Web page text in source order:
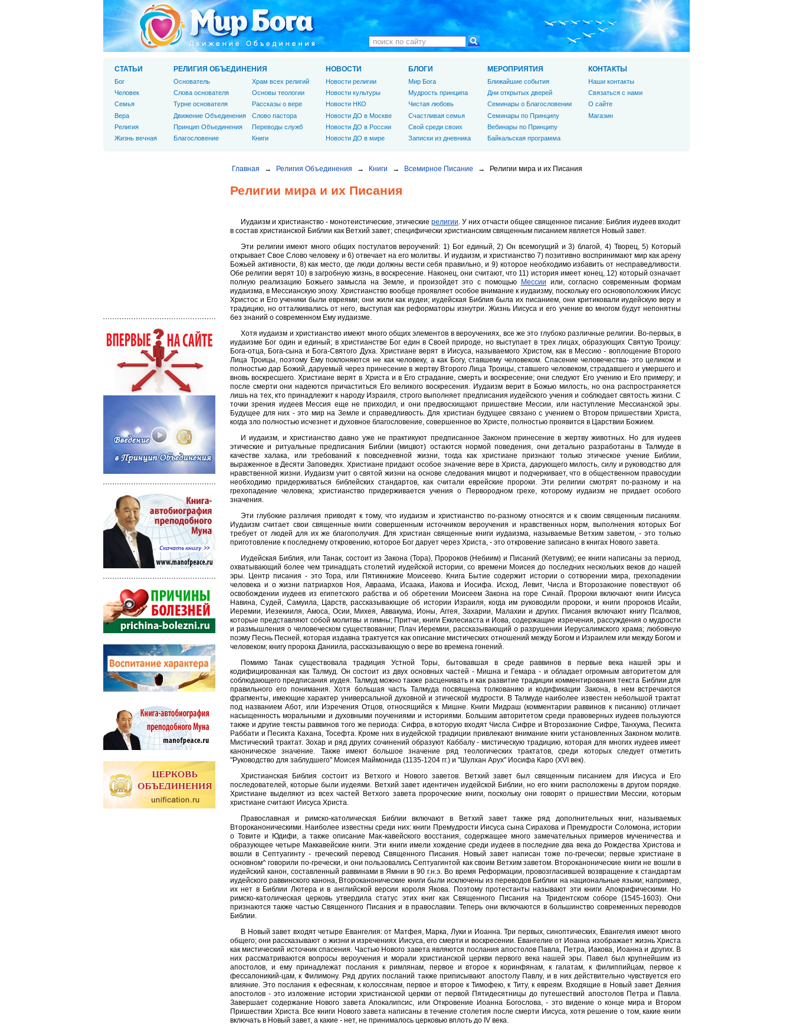
Главная → Религия Объединения → Книги → Всемирное Писание → Религии мира и их Писания
Религии мира и их Писания
Иудаизм и христианство - монотеистические, этические религии. У них отчасти общее священное писание: Библия иудеев входит
в состав христианской Библии как Ветхий завет; специфически христианским священным писанием является Новый завет.
Эти религии имеют много общих постулатов вероучений: 1) Бог единый, 2) Он всемогущий и 3) благой, 4) Творец, 5) Который
открывает Свое Слово человеку и 6) отвечает на его молитвы. И иудаизм, и христианство 7) позитивно воспринимают мир как арену
Божьей активности, 8) как место, где люди должны вести себя правильно, и 9) которое необходимо избавить от несправедливости.
Обе религии верят 10) в загробную жизнь, в воскресение. Наконец, они считают, что 11) история имеет конец, 12) который означает
полную реализацию Божьего замысла на Земле, и произойдет это с помощью
Мессии или, согласно современным формам
иудаизма, в Мессианскую эпоху. Христианство вообще проявляет особое внимание к иудаизму, поскольку его основоположник Иисус
Христос и Его ученики были евреями; они жили как иудеи; иудейская Библия была их писанием, они критиковали иудейскую веру и
традицию, но отталкивались от него, выступая как реформаторы изнутри. Жизнь Иисуса и его учение во многом будут непонятны
без знаний о современном Ему иудаизме.
Хотя иудаизм и христианство имеют много общих элементов в вероучениях, все же это глубоко различные религии. Во-первых, в
иудаизме Бог один и единый; в христианстве Бог един в Своей природе, но выступает в трех лицах, образующих Святую Троицу:
Бога-отца, Бога-сына и Бога-Святого Духа. Христиане верят в Иисуса, называемого Христом, как в Мессию - воплощение Второго
Лица Троицы, поэтому Ему поклоняются не как человеку, а как Богу, ставшему человеком. Спасение человечества- это целиком и
полностью дар Божий, даруемый через принесение в жертву Второго Лица Троицы, ставшего человеком, страдавшего и умершего и
вновь воскресшего. Христиане верят в Христа и в Его страдание, смерть и воскресение; они следуют Его учению и Его примеру; и
после смерти они надеются причаститься Его великого воскресения. Иудаизм верит в Божью милость, но она распространяется
лишь на тех, кто принадлежит к народу Израиля, строго выполняет предписания иудейского учения и соблюдает святость жизни. С
точки зрения иудеев Мессия еще не приходил, и они предвосхищают пришествие Мессии, или наступление Мессианской эры.
Будущее для них - это мир на Земле и справедливость. Для христиан будущее связано с учением о Втором пришествии Христа,
когда зло полностью исчезнет и духовное благословение, совершенное во Христе, полностью проявится в Царствии Божием.
И иудаизм, и христианство давно уже не практикуют предписанное Законом принесение в жертву животных. Но для иудеев
этические и ритуальные предписания Библии (мицвот) остаются нормой поведения, они детально разработаны в Талмуде в
качестве халака, или требований к повседневной жизни, тогда как христиане признают только этическое учение Библии,
выраженное в Десяти Заповедях. Христиане придают особое значение вере в Христа, дарующего милость, силу и руководство для
нравственной жизни. Иудаизм учит о святой жизни на основе следования мицвот и подчеркивает, что в общественном правосудии
необходимо придерживаться библейских стандартов, как считали еврейские пророки. Эти религии смотрят по-разному и на
грехопадение человека; христианство придерживается учения о Первородном грехе, которому иудаизм не придает особого
значения.
Эти глубокие различия приводят к тому, что иудаизм и христианство по-разному относятся и к своим священным писаниям.
Иудаизм считает свои священные книги совершенным источником вероучения и нравственных норм, выполнения которых Бог
требует от людей для их же благополучия. Для христиан священные книги иудаизма, называемые Ветхим заветом, - это только
приготовление к последнему откровению, которое Бог дарует через Христа, - это откровение записано в книгах Нового завета.
Иудейская Библия, или Танак, состоит из Закона (Тора), Пророков (Небиим) и Писаний (Кетувим); ее книги написаны за период,
охватывающий более чем тринадцать столетий иудейской истории, со времени Моисея до последних нескольких веков до нашей
эры. Центр писания - это Тора, или Пятикнижие Моисеево. Книга Бытие содержит истории о сотворении мира, грехопадении
человека и о жизни патриархов Ноя, Авраама, Исаака, Иакова и Иосифа. Исход, Левит, Числа и Второзаконие повествуют об
освобождении иудеев из египетского рабства и об обретении Моисеем Закона на горе Синай. Пророки включают книги Иисуса
Навина, Судей, Самуила, Царств, рассказывающие об истории Израиля, когда им руководили пророки, и книги пророков Исайи,
Иеремии, Иезекииля, Амоса, Осии, Михея, Аввакума, Ионы, Аггея, Захарии, Малахии и других. Писания включают книгу Псалмов,
которые представляют собой молитвы и гимны; Притчи, книги Екклесиаста и Иова, содержащие изречения, рассуждения о мудрости
и размышления о человеческом существовании; Плач Иеремии, рассказывающий о разрушении Иерусалимского храма; любовную
поэму Песнь Песней, которая издавна трактуется как описание мистических отношений между Богом и Израилем или между Богом и
человеком; книгу пророка Даниила, рассказывающую о вере во времена гонений.
Помимо Танак существовала традиция Устной Торы, бытовавшая в среде раввинов в первые века нашей эры и
кодифицированная как Талмуд. Он состоит из двух основных частей - Мишна и Гемара - и обладает огромным авторитетом для
соблюдающего предписания иудея. Талмуд можно также расценивать и как развитие традиции комментирования текста Библии для
правильного его понимания. Хотя большая часть Талмуда посвящена толкованию и кодификации Закона, в нем встречаются
фрагменты, имеющие характер универсальной духовной и этической мудрости. В Талмуде наиболее известен небольшой трактат
под названием Абот, или Изречения Отцов, относящийся к Мишне. Книги Мидраш (комментарии раввинов к писанию) отличает
насыщенность моральными и духовными поучениями и историями. Большим авторитетом среди правоверных иудеев пользуются
также и другие тексты раввинов того же периода: Сифра, в которую входят Числа Сифре и Второзаконие Сифре, Танхума, Песикта
Раббати и Песикта Кахана, Тосефта. Кроме них в иудейской традиции привлекают внимание книги установленных Законом молитв.
Мистический трактат. Зохар и ряд других сочинений образуют Каббалу - мистическую традицию, которая для многих иудеев имеет
каноническое значение. Также имеют большое значение ряд теологических трактатов, среди которых следует отметить
"Руководство для заблудшего" Моисея Маймонида (1135-1204 гг.) и "Шулхан Арух" Иосифа Каро (XVI век).
Христианская Библия состоит из Ветхого и Нового заветов. Ветхий завет был священным писанием для Иисуса и Его
последователей, которые были иудеями. Ветхий завет идентичен иудейской Библии, но его книги расположены в другом порядке.
Христиане выделяют из всех частей Ветхого завета пророческие книги, поскольку они говорят о пришествии Мессии, которым
христиане считают Иисуса Христа.
Православная и римско-католическая Библии включают в Ветхий завет также ряд дополнительных книг, называемых
Второканоническими. Наиболее известны среди них: книги Премудрости Иисуса сына Сирахова и Премудрости Соломона, истории
о Товите и Юдифи, а также описание Мак-кавейского восстания, содержащее много замечательных примеров мученичества и
образующее четыре Маккавейские книги. Эти книги имели хождение среди иудеев в последние два века до Рождества Христова и
вошли в Септуагинту - греческий перевод Священного Писания. Новый завет написан тоже по-гречески; первые христиане в
основном^ говорили по-гречески, и они пользовались Септуагинтой как своим Ветхим заветом. Второканонические книги не вошли в
иудейский канон, составленный раввинами в Ямнии в 90 г.н.э. Во время Реформации, провозгласившей возвращение к стандартам
иудейского раввинского канона, Второканонические книги были исключены из переводов Библии на национальные языки; например,
их нет в Библии Лютера и в английской версии короля Якова. Поэтому протестанты называют эти книги Апокрифическими. Но
римско-католическая церковь утвердила статус этих книг как Священного Писания на Тридентском соборе (1545-1603). Они
признаются также частью Священного Писания и в православии. Теперь они включаются в большинство современных переводов
Библии.
В Новый завет входят четыре Евангелия: от Матфея, Марка, Луки и Иоанна. Три первых, синоптических, Евангелия имеют много
общего; они рассказывают о жизни и изречениях Иисуса, его смерти и воскресении. Евангелие от Иоанна изображает жизнь Христа
как мистический источник спасения. Частью Нового завета являются послания апостолов Павла, Петра, Иакова, Иоанна и других. В
них рассматриваются вопросы вероучения и морали христианской церкви первого века нашей эры. Павел был крупнейшим из
апостолов, и ему принадлежат послания к римлянам, первое и второе к коринфянам, к галатам, к филиппийцам, первое к
фессалоникий-цам, к Филимону. Ряд других посланий также приписывают апостолу Павлу, и в них действительно чувствуется его
влияние. Это послания к ефесянам, к колоссянам, первое и второе к Тимофею, к Титу, к евреям. Входящие в Новый завет Деяния
апостолов - это изложение истории христианской церкви от первой Пятидесятницы до путешествий апостолов Петра и Павла.
Завершает содержание Нового завета Апокалипсис, или Откровение Иоанна Богослова, - это видение о конце мира и Втором
Пришествии Христа. Все книги Нового завета написаны в течение столетия после смерти Иисуса, хотя решение о том, какие книги
включать в Новый завет, а какие - нет, не принималось церковью вплоть до IV века.
СТАТЬИ
Бог
Человек
Cемья
Вера
Религия
Жизнь вечная
РЕЛИГИЯ ОБЪЕДИНЕНИЯ
Основатель
Слова основателя
Турне основателя
Движение Объединения
Принцип Объединения
Благословение
Храм всех религий
Основы теологии
Рассказы о вере
Слово пастора
Переводы служб
Книги
НОВОСТИ
Новости религии
Новости культуры
Новости НКО
Новости ДО в Москве
Новости ДО в России
Новости ДО в мире
БЛОГИ
Мир Бога
Мудрость принципа
Чистая любовь
Счастливая семья
Свой среди своих
Записки из дневника
МЕРОПРИЯТИЯ
Ближайшие события
Дни открытых дверей
Семинары о Благословении
Семинары по Принципу
Вебинары по Принципу
Байкальская программа
КОНТАКТЫ
Наши контакты
Связаться с нами
О сайте
Магазин